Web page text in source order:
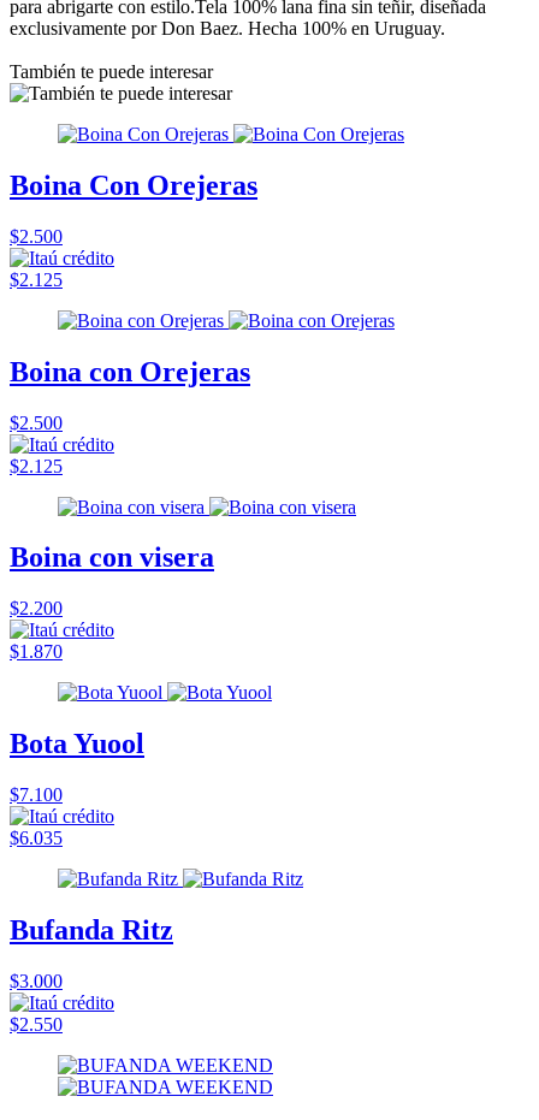
para abrigarte con estilo.Tela 100% lana fina sin teñir, diseñada
exclusivamente por Don Baez. Hecha 100% en Uruguay.
También te puede interesar
Boina Con Orejeras
$2.500
$2.125
Boina con Orejeras
$2.500
$2.125
Boina con visera
$2.200
$1.870
Bota Yuool
$7.100
$6.035
Bufanda Ritz
$3.000
$2.550